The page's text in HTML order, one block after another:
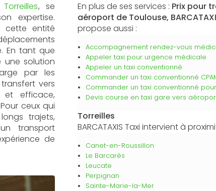
, se
expertise.
cette entité
En tant que
une solution
par les
vers
efficace,
ceux qui
trajets,
transport
de
En plus de ses services : Prix pour
aéroport de Toulouse,
propose aussi :
Accompagnement rendez-vous
Appeler taxi pour urgence médicale
Appeler un taxi conventionné
Commander un taxi conventionné
Commander un taxi conventionné
Devis course en taxi gare vers
Torreilles
BARCATAXIS Taxi intervient à
Canet-en-Roussillon
Le Barcarès
Leucate
Perpignan
Sainte-Marie-la-Mer